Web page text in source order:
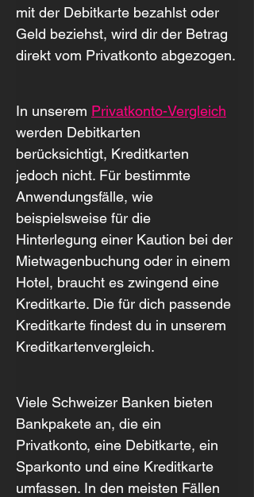
mit der Debitkarte bezahlst oder
Geld beziehst, wird dir der Betrag
direkt vom Privatkonto abgezogen.
In unserem Privatkonto-Vergleich
werden Debitkarten
berücksichtigt, Kreditkarten
jedoch nicht. Für bestimmte
Anwendungsfälle, wie
beispielsweise für die
Hinterlegung einer Kaution bei der
Mietwagenbuchung oder in einem
Hotel, braucht es zwingend eine
Kreditkarte. Die für dich passende
Kreditkarte findest du in unserem
Kreditkartenvergleich.
Viele Schweizer Banken bieten
Bankpakete an, die ein
Privatkonto, eine Debitkarte, ein
Sparkonto und eine Kreditkarte
umfassen. In den meisten Fällen